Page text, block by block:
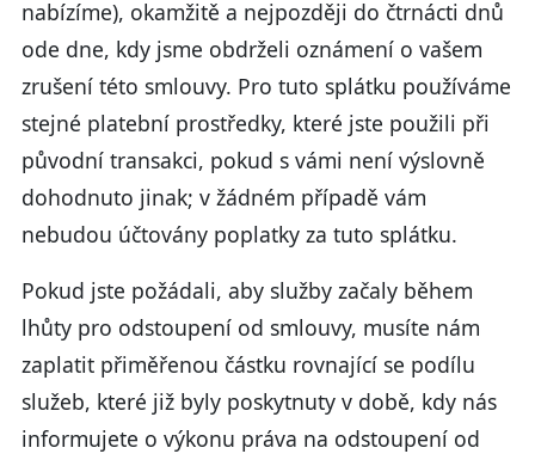
nabízíme), okamžitě a nejpozději do čtrnácti dnů
ode dne, kdy jsme obdrželi oznámení o vašem
zrušení této smlouvy. Pro tuto splátku používáme
stejné platební prostředky, které jste použili při
původní transakci, pokud s vámi není výslovně
dohodnuto jinak; v žádném případě vám
nebudou účtovány poplatky za tuto splátku.
Pokud jste požádali, aby služby začaly během
lhůty pro odstoupení od smlouvy, musíte nám
zaplatit přiměřenou částku rovnající se podílu
služeb, které již byly poskytnuty v době, kdy nás
informujete o výkonu práva na odstoupení od